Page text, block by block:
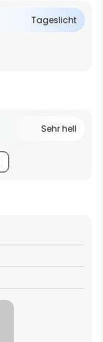
Tageslicht
Sehr hell